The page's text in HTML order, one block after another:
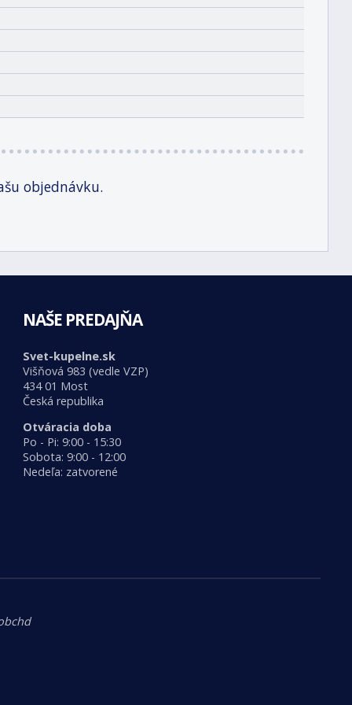
objednávku.
NAŠE PREDAJŇA
Svet-kupelne.sk
Višňová 983 (vedle VZP)
434 01 Most
Česká republika
Otváracia doba
Po - Pi: 9:00 - 15:30
Sobota: 9:00 - 12:00
Nedeľa: zatvorené